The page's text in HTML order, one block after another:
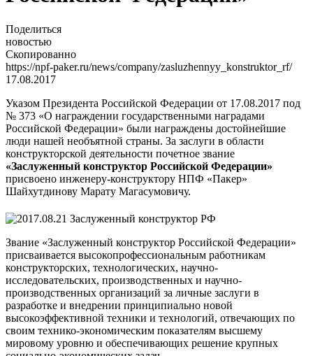
Поделиться
новостью
Скопированно
https://npf-paker.ru/news/company/zasluzhennyy_konstruktor_rf/
17.08.2017
Указом Президента Российской Федерации от 17.08.2017 под
№ 373 «О награждении государственными наградами
Российской Федерации» были награждены достойнейшие
люди нашей необъятной страны. За заслуги в области
конструкторской деятельности почетное звание
«Заслуженный конструктор Российской Федерации»
присвоено инженеру-конструктору НПФ «Пакер»
Шайхутдинову Марату Магасумовичу.
Звание «Заслуженный конструктор Российской Федерации»
присваивается высокопрофессиональным работникам
конструкторских, технологических, научно-
исследовательских, производственных и научно-
производственных организаций за личные заслуги в
разработке и внедрении принципиально новой
высокоэффективной техники и технологий, отвечающих по
своим технико-экономическим показателям высшему
мировому уровню и обеспечивающих решение крупных